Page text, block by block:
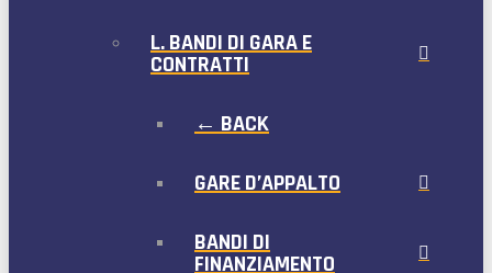
L. BANDI DI GARA E
CONTRATTI
← BACK
GARE D’APPALTO
BANDI DI
FINANZIAMENTO